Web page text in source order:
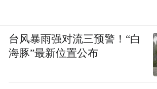
台风暴雨强对流三预警！“白
海豚”最新位置公布